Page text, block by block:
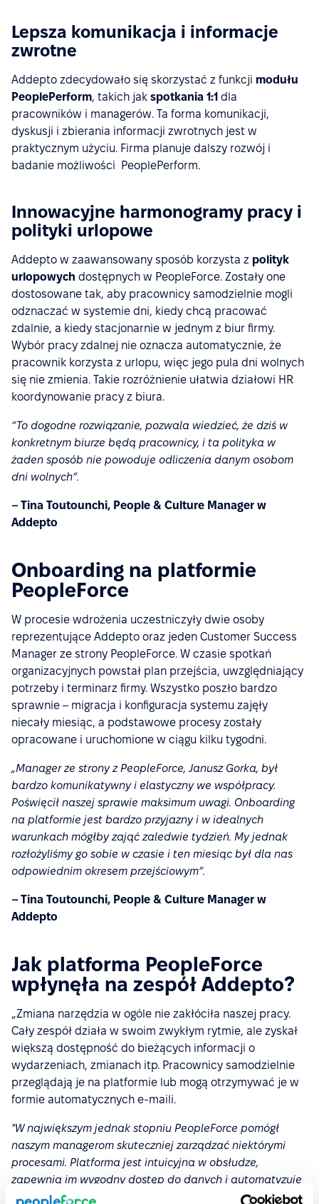
Lepsza komunikacja i informacje
zwrotne
Addepto zdecydowało się skorzystać z funkcji modułu
PeoplePerform, takich jak spotkania 1:1 dla
pracowników i managerów. Ta forma komunikacji,
dyskusji i zbierania informacji zwrotnych jest w
praktycznym użyciu. Firma planuje dalszy rozwój i
badanie możliwości PeoplePerform.
Innowacyjne harmonogramy pracy i
polityki urlopowe
Addepto w zaawansowany sposób korzysta z polityk
urlopowych dostępnych w PeopleForce. Zostały one
dostosowane tak, aby pracownicy samodzielnie mogli
odznaczać w systemie dni, kiedy chcą pracować
zdalnie, a kiedy stacjonarnie w jednym z biur firmy.
Wybór pracy zdalnej nie oznacza automatycznie, że
pracownik korzysta z urlopu, więc jego pula dni wolnych
się nie zmienia. Takie rozróżnienie ułatwia działowi HR
koordynowanie pracy z biura.
“To dogodne rozwiązanie, pozwala wiedzieć, że dziś w
konkretnym biurze będą pracownicy, i ta polityka w
żaden sposób nie powoduje odliczenia danym osobom
dni wolnych”.
– Tina Toutounchi, People & Culture Manager w
Addepto
Onboarding na platformie
PeopleForce
W procesie wdrożenia uczestniczyły dwie osoby
reprezentujące Addepto oraz jeden Customer Success
Manager ze strony PeopleForce. W czasie spotkań
organizacyjnych powstał plan przejścia, uwzględniający
potrzeby i terminarz firmy. Wszystko poszło bardzo
sprawnie – migracja i konfiguracja systemu zajęły
niecały miesiąc, a podstawowe procesy zostały
opracowane i uruchomione w ciągu kilku tygodni.
„Manager ze strony z PeopleForce, Janusz Gorka, był
bardzo komunikatywny i elastyczny we współpracy.
Poświęcił naszej sprawie maksimum uwagi. Onboarding
na platformie jest bardzo przyjazny i w idealnych
warunkach mógłby zająć zaledwie tydzień. My jednak
rozłożyliśmy go sobie w czasie i ten miesiąc był dla nas
odpowiednim okresem przejściowym”.
– Tina Toutounchi, People & Culture Manager w
Addepto
Jak platforma PeopleForce
wpłynęła na zespół Addepto?
„Zmiana narzędzia w ogóle nie zakłóciła naszej pracy.
Cały zespół działa w swoim zwykłym rytmie, ale zyskał
większą dostępność do bieżących informacji o
wydarzeniach, zmianach itp. Pracownicy samodzielnie
przeglądają je na platformie lub mogą otrzymywać je w
formie automatycznych e-maili.
"W największym jednak stopniu PeopleForce pomógł
naszym managerom skuteczniej zarządzać niektórymi
procesami. Platforma jest intuicyjna w obsłudze,
zapewnia im wygodny dostęp do danych i automatyzuje
część zadań, co oszczędza ich czas”.